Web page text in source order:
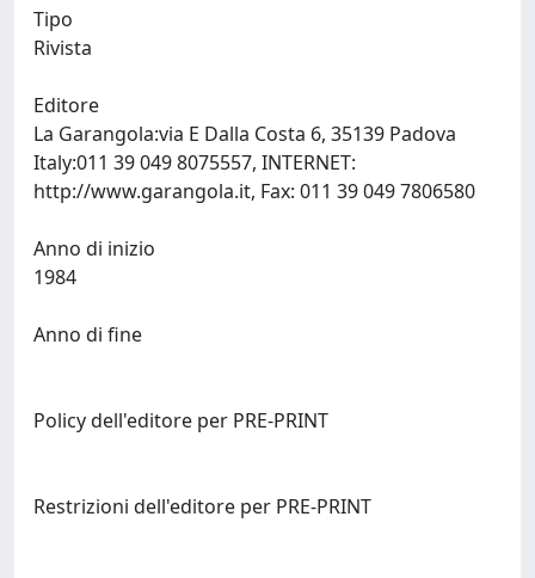
Tipo
Rivista
Editore
La Garangola:via E Dalla Costa 6, 35139 Padova
Italy:011 39 049 8075557, INTERNET:
Anno di inizio
Anno di fine
Policy dell'editore per PRE-PRINT
Restrizioni dell'editore per PRE-PRINT